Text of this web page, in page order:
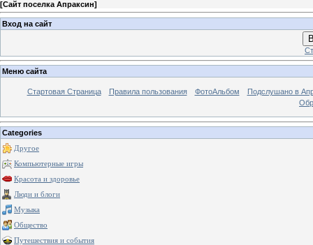
[Сайт поселка Апраксин]
Вход на сайт
Меню сайта
Стартовая Страница Правила пользования ФотоАльбом
Подслушано в
Categories
Другое
Компьютерные игры
Красота и здоровье
Люди и блоги
Музыка
Общество
Путешествия и события